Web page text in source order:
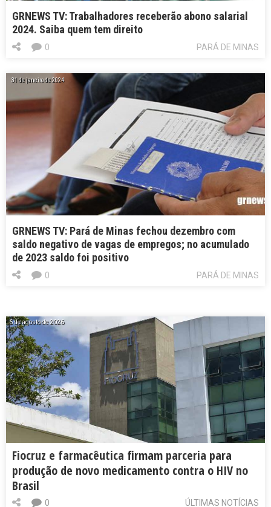
GRNEWS TV: Trabalhadores receberão abono salarial
2024. Saiba quem tem direito
PARÁ DE MINAS
0
31 de janeiro de 2024
GRNEWS TV: Pará de Minas fechou dezembro com
saldo negativo de vagas de empregos; no acumulado
de 2023 saldo foi positivo
PARÁ DE MINAS
0
6 de agosto de 2026
Fiocruz e farmacêutica firmam parceria para
produção de novo medicamento contra o HIV no
Brasil
ÚLTIMAS NOTÍCIAS
0